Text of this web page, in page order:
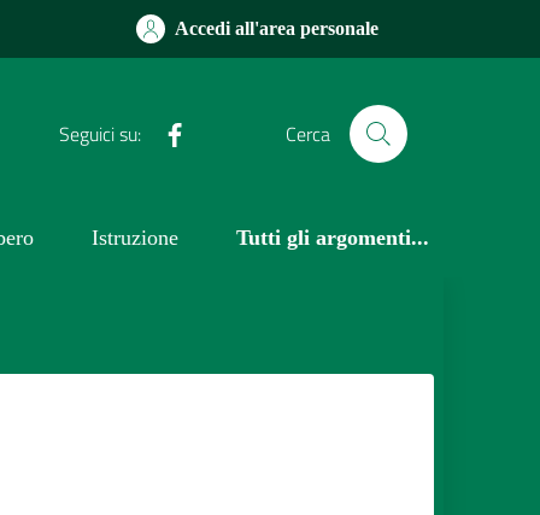
Accedi all'area personale
Seguici su: Cerca
Istruzione Tutti gli argomenti...